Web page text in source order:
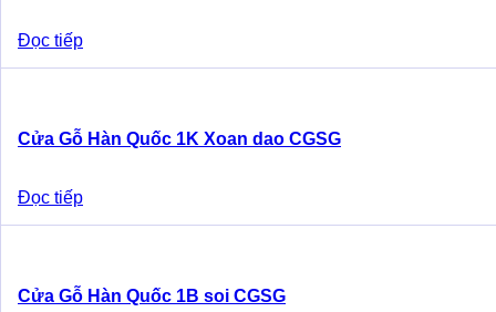
Đọc tiếp
Cửa Gỗ Hàn Quốc 1K Xoan dao CGSG
Đọc tiếp
Cửa Gỗ Hàn Quốc 1B soi CGSG